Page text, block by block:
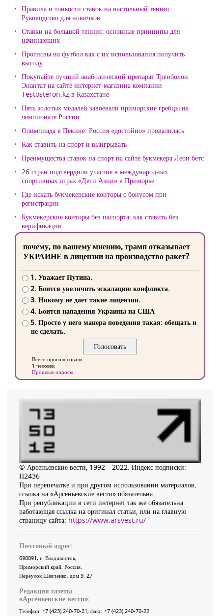
Правила и тонкости ставок на настольный теннис:
Руководство для новичков
Ставки на большой теннис: основные принципы для
начинающих
Прогнозы на футбол как с их использования получить
выгоду
Покупайте лучший анаболический препарат Тренболон
Энантат на сайте интернет-магазина компании
Testosteron.kz в Казахстане
Пять золотых медалей завоевали приморские гребцы на
чемпионате России
Олимпиада в Пекине: Россия «достойно» провалилась
Как ставить на спорт и выигрывать
Преимущества ставок на спорт на сайте букмекера Леон бетс
26 стран подтвердили участие в международных
спортивных играх «Дети Азии» в Приморье
Где искать букмекерские конторы с бонусом при
регистрации
Букмекерские конторы без паспорта: как ставить без
верификации
почему, по вашему мнению, трамп отказывает
УКРАИНЕ в лицензии на производство ракет?
1. Уважает Путина.
2. Боится увеличить эскалацию конфликта.
3. Никому не дает такие лицензии.
4. Боится нападения Украины на США
5. Просто у него манера поведения такая: обещать и
не сделать.
Всего проголосовало
1 человек
Прошлые опросы
© Арсеньевские вести, 1992—2022. Индекс подписки:
П2436
При перепечатке и при другом использовании материалов,
ссылка на «Арсеньевские вести» обязательна.
При републикации в сети интернет так же обязательна
работающая ссылка на оригинал статьи, или на главную
страницу сайта: https://www.arsvest.ru/
Почтовый адрес:
690091, г. Владивосток,
Приморский край, Россия
Переулок Шевченко, дом 9, 27
Редакция газеты
«Арсеньевские вести»:
Телефон: +7 (423) 240-70-21, факс: +7 (423) 240-70-22